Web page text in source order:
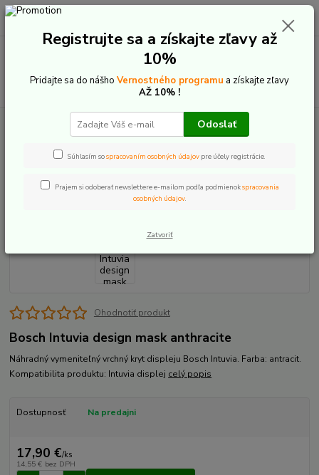
Hľadať
+421 907 20 22 33
0,00 €
E-Bike komponenty Displeje Bosch Intuvia
Intuvia design mask anthracite
Bosch Intuvia design mask
anthracite
Ohodnotiť produkt
Bosch Intuvia design mask anthracite
Náhradný vymeniteľný vrchný kryt displeju Bosch Intuvia. Farba: antracit.
Kompatibilita produktu: Intuvia displej celý popis
Dostupnosť Na predajni
17,90 €/ks
14,55 € bez DPH
Registrujte sa a získajte zľavy až
10%
Pridajte sa do nášho Vernostného programu a získajte zľavy
AŽ 10% !
Odoslať
Súhlasím sospracovaním osobných údajov pre účely registrácie.
Prajem si odoberať newslettere e-mailom podľa podmienokspracovania
osobných údajov.
Zatvoriť